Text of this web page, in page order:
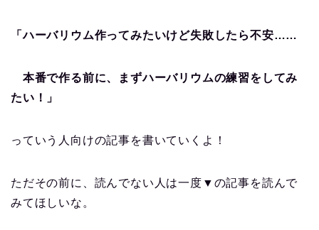
「ハーバリウム作ってみたいけど失敗したら不安……
本番で作る前に、まずハーバリウムの練習をしてみ
たい！」
っていう人向けの記事を書いていくよ！
ただその前に、読んでない人は一度▼の記事を読んで
みてほしいな。